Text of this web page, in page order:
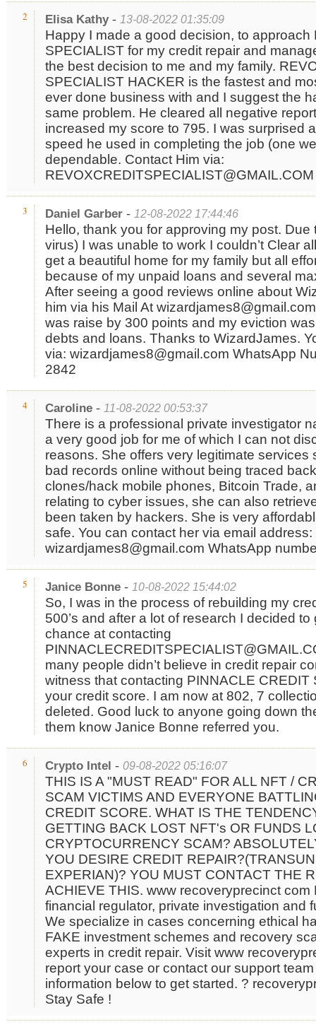
2 Elisa Kathy- 13-08-2022 01:35:09
Happy I made a good decision, to approach
SPECIALIST for my credit repair and
the best decision to me and my family.
SPECIALIST HACKER is the fastest and
ever done business with and I suggest the
same problem. He cleared all negative
increased my score to 795. I was surprised
speed he used in completing the job (one
dependable. Contact Him via:
REVOXCREDITSPECIALIST@GMAIL.COM
3 Daniel Garber- 12-08-2022 17:44:46
Hello, thank you for approving my post. Due
virus) I was unable to work I couldn’t Clear
get a beautiful home for my family but all
because of my unpaid loans and several
After seeing a good reviews online about
him via his Mail At
was raise by 300 points and my eviction
debts and loans. Thanks to WizardJames.
via: wizardjames8@gmail.com WhatsApp
2842
4 Caroline- 11-08-2022 00:53:37
There is a professional private investigator
a very good job for me of which I can not
reasons. She offers very legitimate services
bad records online without being traced
clones/hack mobile phones, Bitcoin Trade,
relating to cyber issues, she can also
been taken by hackers. She is very
safe. You can contact her via email address:
wizardjames8@gmail.com WhatsApp
5 Janice Bonne- 10-08-2022 15:44:02
So, I was in the process of rebuilding my
500’s and after a lot of research I decided
chance at contacting
many people didn’t believe in credit repair
witness that contacting PINNACLE CREDIT
your credit score. I am now at 802, 7
deleted. Good luck to anyone going down
them know Janice Bonne referred you.
6 Crypto Intel - 09-08-2022 05:16:07
THIS IS A "MUST READ" FOR ALL NFT /
SCAM VICTIMS AND EVERYONE
CREDIT SCORE. WHAT IS THE
GETTING BACK LOST NFT's OR FUNDS
CRYPTOCURRENCY SCAM?
YOU DESIRE CREDIT
EXPERIAN)? YOU MUST CONTACT THE
ACHIEVE THIS. www recoveryprecinct
financial regulator, private investigation and
We specialize in cases concerning ethical
FAKE investment schemes and recovery
experts in credit repair. Visit www
report your case or contact our support
information below to get started. ?
Stay Safe !